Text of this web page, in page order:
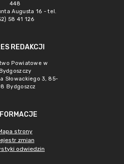
448
Augusta 16 - tel.
58 41 126
REDAKCJI
Powiatowe w
Bydgoszczy
Słowackiego 3, 85-
Bydgoszcz
strony
zmian
odwiedzin